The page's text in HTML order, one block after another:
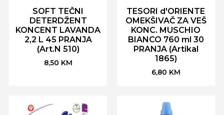
SOFT TEČNI
DETERDŽENT
KONCENT LAVANDA
2,2 L 45 PRANJA
(Art.N 510)
8,50 KM
TESORI d'ORIENTE
OMEKŠIVAČ ZA VEŠ
KONC. MUSCHIO
BIANCO 760 ml 30
PRANJA (Artikal
1865)
6,80 KM